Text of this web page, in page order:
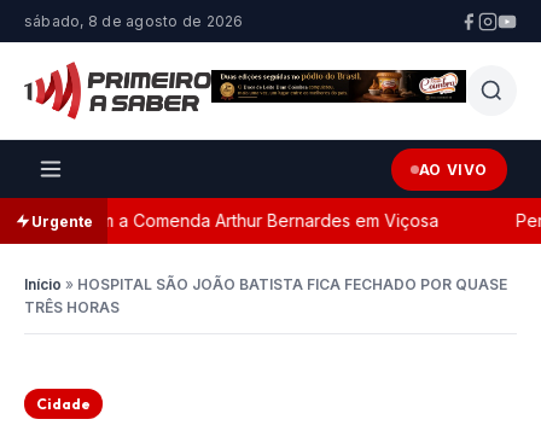
sábado, 8 de agosto de 2026
AO VIVO
Urgente
com a Comenda Arthur Bernardes em Viçosa
Início » HOSPITAL SÃO JOÃO BATISTA FICA FECHADO POR QUASE
TRÊS HORAS
Cidade